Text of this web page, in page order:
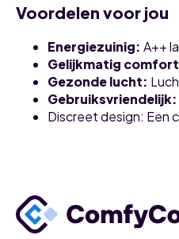
Voordelen voor jou
Energiezuinig: A++
Gelijkmatig comfort
Gezonde lucht:
Gebruiksvriendelijk:
Discreet design: Een